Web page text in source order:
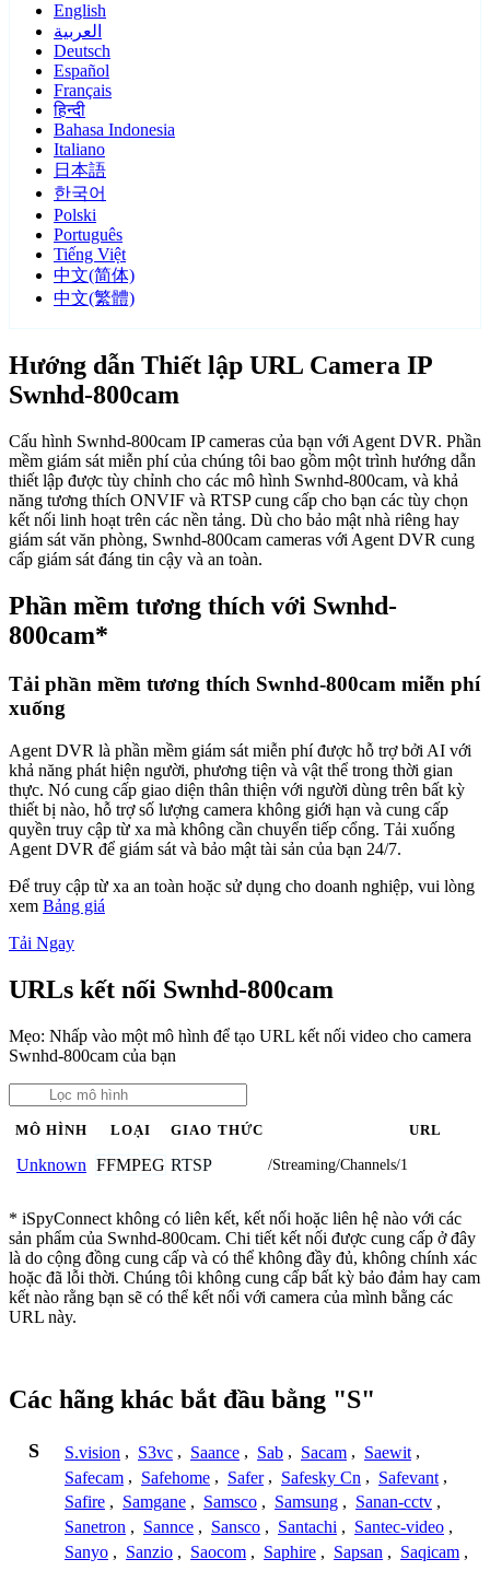
English
العربية
Deutsch
Español
Français
हिन्दी
Bahasa Indonesia
Italiano
日本語
한국어
Polski
Português
Tiếng Việt
中文(简体)
中文(繁體)
Hướng dẫn Thiết lập URL Camera IP
Swnhd-800cam
Cấu hình Swnhd-800cam IP cameras của bạn với Agent DVR. Phần
mềm giám sát miễn phí của chúng tôi bao gồm một trình hướng dẫn
thiết lập được tùy chỉnh cho các mô hình Swnhd-800cam, và khả
năng tương thích ONVIF và RTSP cung cấp cho bạn các tùy chọn
kết nối linh hoạt trên các nền tảng. Dù cho bảo mật nhà riêng hay
giám sát văn phòng, Swnhd-800cam cameras với Agent DVR cung
cấp giám sát đáng tin cậy và an toàn.
Phần mềm tương thích với Swnhd-
800cam*
Tải phần mềm tương thích Swnhd-800cam miễn phí
xuống
Agent DVR là phần mềm giám sát miễn phí được hỗ trợ bởi AI với
khả năng phát hiện người, phương tiện và vật thể trong thời gian
thực. Nó cung cấp giao diện thân thiện với người dùng trên bất kỳ
thiết bị nào, hỗ trợ số lượng camera không giới hạn và cung cấp
quyền truy cập từ xa mà không cần chuyển tiếp cổng. Tải xuống
Agent DVR để giám sát và bảo mật tài sản của bạn 24/7.
Để truy cập từ xa an toàn hoặc sử dụng cho doanh nghiệp, vui lòng
xem Bảng giá
Tải Ngay
URLs kết nối Swnhd-800cam
Mẹo: Nhấp vào một mô hình để tạo URL kết nối video cho camera
Swnhd-800cam của bạn
MÔ HÌNH LOẠI GIAO THỨC URL
Unknown FFMPEG RTSP /Streaming/Channels/1
* iSpyConnect không có liên kết, kết nối hoặc liên hệ nào với các
sản phẩm của Swnhd-800cam. Chi tiết kết nối được cung cấp ở đây
là do cộng đồng cung cấp và có thể không đầy đủ, không chính xác
hoặc đã lỗi thời. Chúng tôi không cung cấp bất kỳ bảo đảm hay cam
kết nào rằng bạn sẽ có thể kết nối với camera của mình bằng các
URL này.
Các hãng khác bắt đầu bằng "S"
S S.vision , S3vc , Saance , Sab , Sacam , Saewit ,
Safecam , Safehome , Safer , Safesky Cn , Safevant ,
Safire , Samgane , Samsco , Samsung , Sanan-cctv ,
Sanetron , Sannce , Sansco , Santachi , Santec-video ,
Sanyo , Sanzio , Saocom , Saphire , Sapsan , Saqicam ,